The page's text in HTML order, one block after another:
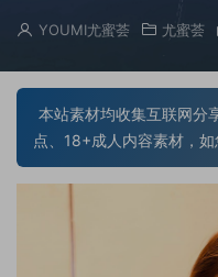
YOUMI尤蜜荟 尤蜜荟
本站素材均收集互联网分
点、18+成人内容素材，